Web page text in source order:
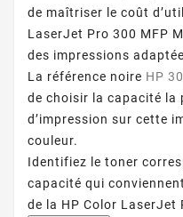
de maîtriser le coût
LaserJet Pro 300 MFP
des impressions
La référence noire HP
de choisir la capacité la
d’impression sur cette
couleur.
Identifiez le toner
capacité qui
de la HP Color LaserJet